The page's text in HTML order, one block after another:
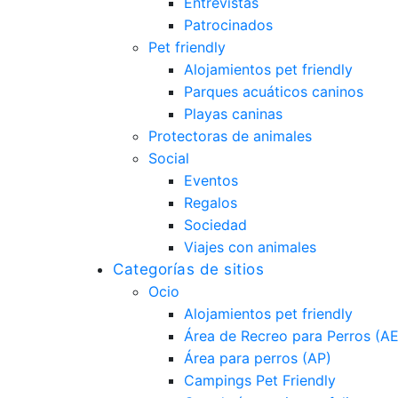
Patrocinados
Pet friendly
Alojamientos pet friendly
Parques acuáticos caninos
Playas caninas
Protectoras de animales
Social
Eventos
Regalos
Sociedad
Viajes con animales
Categorías de sitios
Ocio
Alojamientos pet friendly
Área de Recreo para Perros
Área para perros (AP)
Campings Pet Friendly